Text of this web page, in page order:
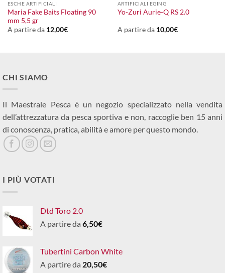
ESCHE ARTIFICIALI
Maria Fake Baits Floating 90
mm 5,5 gr
A partire da 12,00€
ARTIFICIALI EGING
Yo-Zuri Aurie-Q RS 2.0
A partire da 10,00€
CHI SIAMO
Il Maestrale Pesca è un negozio specializzato nella vendita
dell’attrezzatura da pesca sportiva e non, raccoglie ben 15 anni
di conoscenza, pratica, abilità e amore per questo mondo.
I PIÙ VOTATI
Dtd Toro 2.0
A partire da 6,50€
Tubertini Carbon White
A partire da 20,50€